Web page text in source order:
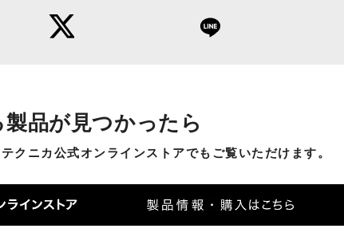
品が見つかったら
クニカ公式オンラインストアでもご覧いただけます。